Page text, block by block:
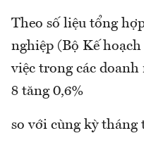
Theo số liệu tổng
nghiệp (Bộ Kế
việc trong các
8 tăng 0,6%
so với cùng kỳ tháng